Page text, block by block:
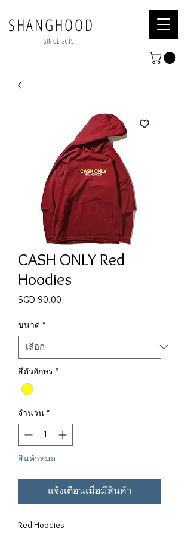
SHANGHOOD
SINCE 2015
CASH ONLY Red
Hoodies
SGD 90.00
ขนาด *
สีตัวอักษร *
จำนวน *
สินค้าหมด
แจ้งเตือนเมื่อมีสินค้า
Red Hoodies